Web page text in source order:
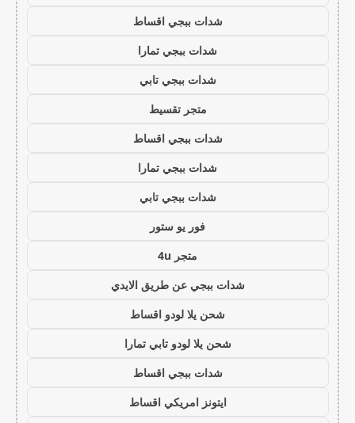
شدات ببجي اقساط
شدات ببجي تمارا
شدات ببجي تابي
متجر تقسيط
شدات ببجي اقساط
شدات ببجي تمارا
شدات ببجي تابي
فور يو ستور
متجر 4u
شدات ببجي عن طريق الايدي
شحن يلا لودو اقساط
شحن يلا لودو تابي تمارا
شدات ببجي اقساط
ايتونز امريكي اقساط